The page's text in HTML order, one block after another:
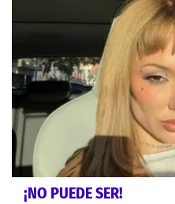
¡NO PUEDE SER!